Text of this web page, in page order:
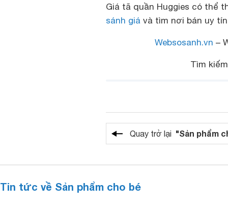
Giá tã quần Huggies có thể
sánh giá và tìm nơi bán uy
Websosanh.vn –
Tìm
Quay trở lại "Sản phẩm
Tin tức về Sản phẩm cho bé